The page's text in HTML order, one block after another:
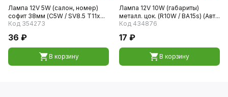
Лампа 12V 5W (салон, номер)
софит 38мм (C5W / SV8.5 T11x...
Код 354273
36 ₽
В корзину
Лампа 12V 10W (габариты)
металл. цок. (R10W / ВА15s) (Авт...
Код 434876
17 ₽
В корзину